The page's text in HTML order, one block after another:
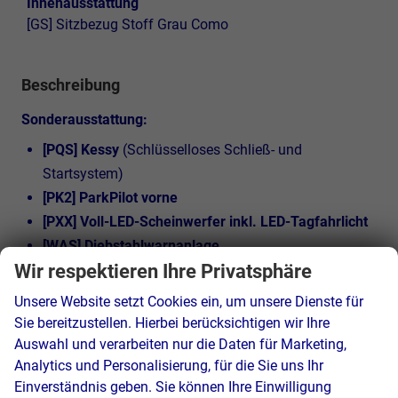
Innenausstattung
[GS] Sitzbezug Stoff Grau Como
Beschreibung
Sonderausstattung:
[PQS] Kessy (Schlüsselloses Schließ- und
Startsystem)
[PK2] ParkPilot vorne
[PXX] Voll-LED-Scheinwerfer inkl. LED-Tagfahrlicht
[WAS] Diebstahlwarnanlage
[PW2] Winterpaket
(Sitzheizung vorn)
[PFA] Ablagen Paket (Mittelarmlehne vorn,
Verzurrösen im Gepäckraum, Induktionsladen für
Smartphones)
[PH2] Klimaautomatik 2-Zonen-Climatronic
[PTP] Trend Plus Paket(Außenspiegel elektrisch
Wir respektieren Ihre Privatsphäre
Unsere Website setzt Cookies ein, um unsere Dienste für
Sie bereitzustellen. Hierbei berücksichtigen wir Ihre
Auswahl und verarbeiten nur die Daten für Marketing,
Analytics und Personalisierung, für die Sie uns Ihr
Einverständnis geben. Sie können Ihre Einwilligung